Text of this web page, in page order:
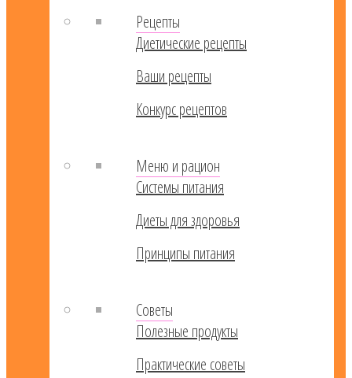
Рецепты
Диетические рецепты
Ваши рецепты
Конкурс рецептов
Меню и рацион
Системы питания
Диеты для здоровья
Принципы питания
Советы
Полезные продукты
Практические советы